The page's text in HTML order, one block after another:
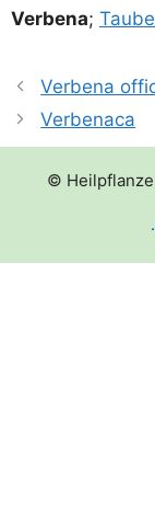
Ver­be­na;
Verbena
Verbenaca
©
·